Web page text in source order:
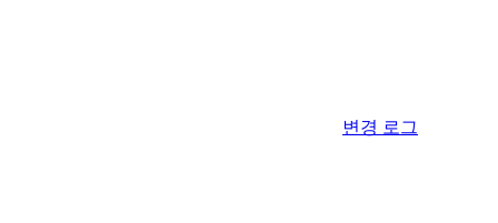
변경 로그